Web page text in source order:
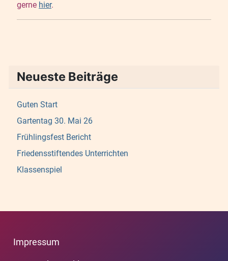
gerne hier.
Neueste Beiträge
Guten Start
Gartentag 30. Mai 26
Frühlingsfest Bericht
Friedensstiftendes Unterrichten
Klassenspiel
Impressum